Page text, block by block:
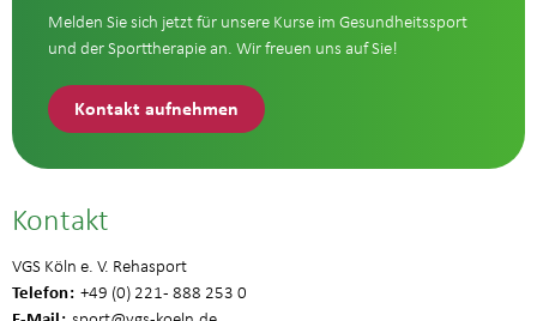
Melden Sie sich jetzt für unsere Kurse im Gesundheitssport
und der Sporttherapie an. Wir freuen uns auf Sie!
Kontakt aufnehmen
Kontakt
VGS Köln e. V. Rehasport
Telefon +49 (0) 221 - 888 253 0